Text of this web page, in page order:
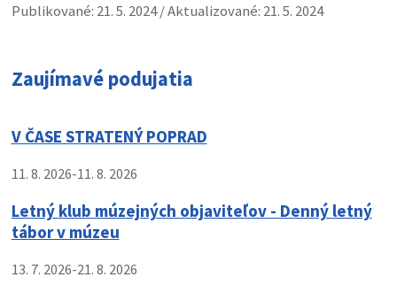
Publikované: 21. 5. 2024 / Aktualizované: 21. 5. 2024
Zaujímavé podujatia
V ČASE STRATENÝ POPRAD
11. 8. 2026-11. 8. 2026
Letný klub múzejných objaviteľov - Denný letný
tábor v múzeu
13. 7. 2026-21. 8. 2026